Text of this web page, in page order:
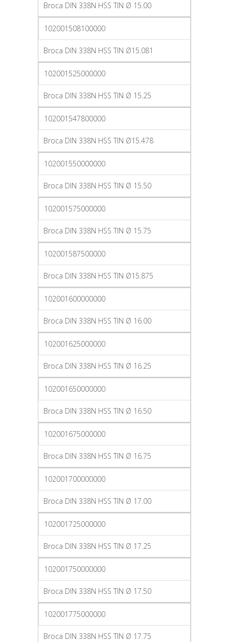
Broca DIN 338N HSS TIN Ø 15.00
102001508100000
Broca DIN 338N HSS TIN Ø15.081
102001525000000
Broca DIN 338N HSS TIN Ø 15.25
102001547800000
Broca DIN 338N HSS TIN Ø15.478
102001550000000
Broca DIN 338N HSS TIN Ø 15.50
102001575000000
Broca DIN 338N HSS TIN Ø 15.75
102001587500000
Broca DIN 338N HSS TIN Ø15.875
102001600000000
Broca DIN 338N HSS TIN Ø 16.00
102001625000000
Broca DIN 338N HSS TIN Ø 16.25
102001650000000
Broca DIN 338N HSS TIN Ø 16.50
102001675000000
Broca DIN 338N HSS TIN Ø 16.75
102001700000000
Broca DIN 338N HSS TIN Ø 17.00
102001725000000
Broca DIN 338N HSS TIN Ø 17.25
102001750000000
Broca DIN 338N HSS TIN Ø 17.50
102001775000000
Broca DIN 338N HSS TIN Ø 17.75